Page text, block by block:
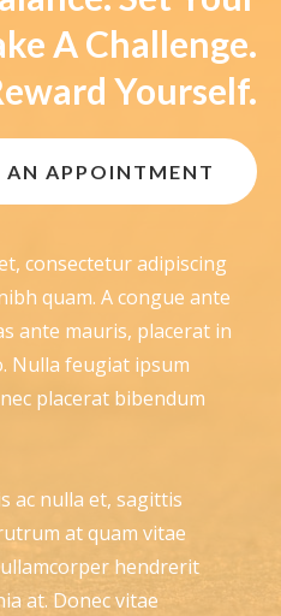
A Challenge.
Yourself.
AN APPOINTMENT
consectetur adipiscing
quam. A congue ante
ante mauris, placerat in
Nulla feugiat ipsum
placerat bibendum
ac nulla et, sagittis
at quam vitae
hendrerit
at. Donec vitae